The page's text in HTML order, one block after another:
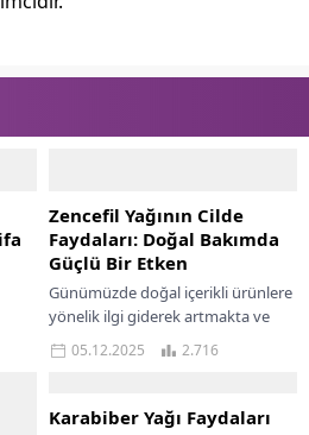
Zencefil Yağının Cilde
Faydaları: Doğal Bakımda
Güçlü Bir Etken
Günümüzde doğal içerikli ürünlere
yönelik ilgi giderek artmakta ve
bitkisel yağlar cilt bakım
rutinlerinde önemli bir yer
05.12.2025 2.716
Karabiber Yağı Faydaları